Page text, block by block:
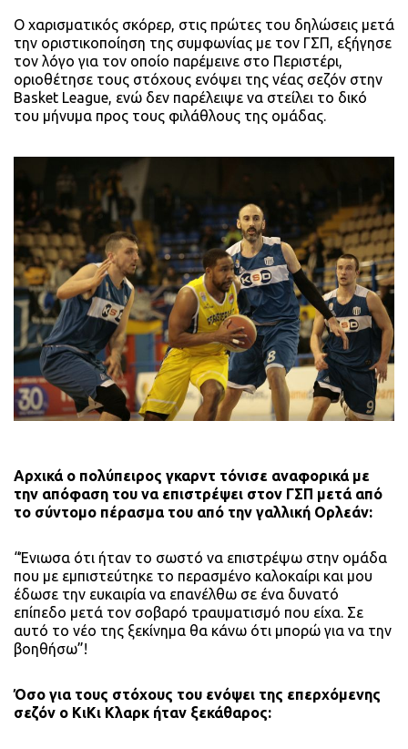
O χαρισματικός σκόρερ, στις πρώτες του δηλώσεις μετά
την οριστικοποίηση της συμφωνίας με τον ΓΣΠ, εξήγησε
τον λόγο για τον οποίο παρέμεινε στο Περιστέρι,
οριοθέτησε τους στόχους ενόψει της νέας σεζόν στην
Basket League, ενώ δεν παρέλειψε να στείλει το δικό
του μήνυμα προς τους φιλάθλους της ομάδας.
Αρχικά ο πολύπειρος γκαρντ τόνισε αναφορικά με
την απόφαση του να επιστρέψει στον ΓΣΠ μετά από
το σύντομο πέρασμα του από την γαλλική Ορλεάν:
“Ένιωσα ότι ήταν το σωστό να επιστρέψω στην ομάδα
που με εμπιστεύτηκε το περασμένο καλοκαίρι και μου
έδωσε την ευκαιρία να επανέλθω σε ένα δυνατό
επίπεδο μετά τον σοβαρό τραυματισμό που είχα. Σε
αυτό το νέο της ξεκίνημα θα κάνω ότι μπορώ για να την
βοηθήσω”!
Όσο για τους στόχους του ενόψει της επερχόμενης
σεζόν ο ΚιΚι Κλαρκ ήταν ξεκάθαρος: